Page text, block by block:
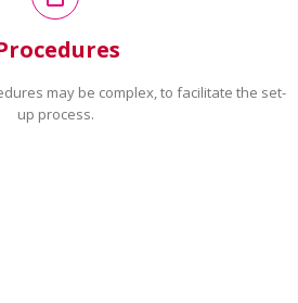
may be complex, to facilitate the set-
up process.